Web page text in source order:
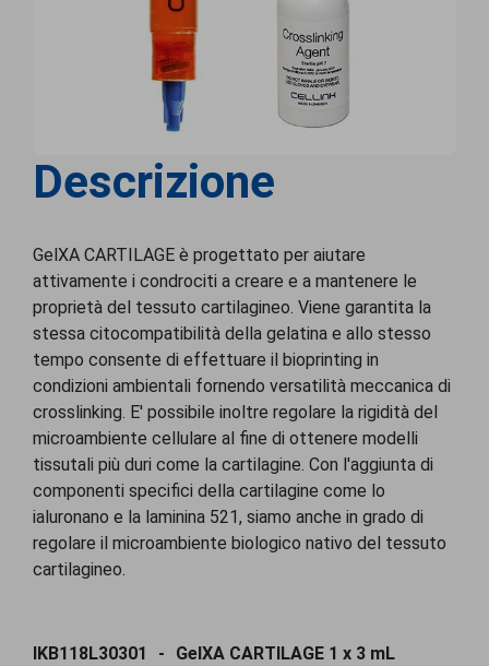
Descrizione
GelXA CARTILAGE è progettato per aiutare
attivamente i condrociti a creare e a mantenere le
proprietà del tessuto cartilagineo. Viene garantita la
stessa citocompatibilità della gelatina e allo stesso
tempo consente di effettuare il bioprinting in
condizioni ambientali fornendo versatilità meccanica di
crosslinking. E' possibile inoltre regolare la rigidità del
microambiente cellulare al fine di ottenere modelli
tissutali più duri come la cartilagine. Con l'aggiunta di
componenti specifici della cartilagine come lo
ialuronano e la laminina 521, siamo anche in grado di
regolare il microambiente biologico nativo del tessuto
cartilagineo.
IKB118L30301 GelXA CARTILAGE 1 x 3 mL